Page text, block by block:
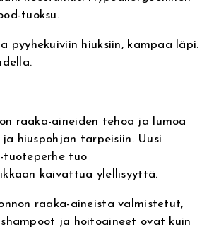
tuoksu.
pyyhekuiviin hiuksiin, kampaa läpi.
raaka-aineiden tehoa ja lumoa
hiuspohjan tarpeisiin. Uusi
-tuoteperhe tuo
kaivattua ylellisyyttä.
raaka-aineista valmistetut,
ja hoitoaineet ovat kuin